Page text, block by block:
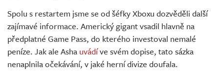
Spolu s restartem jsme se od šéfky Xboxu dozvěděli další
zajímavé informace. Americký gigant vsadil hlavně na
předplatné Game Pass, do kterého investoval nemalé
peníze. Jak ale Asha uvádíve svém dopise, tato sázka
nenaplnila očekávání, v jaké herní divize doufala.